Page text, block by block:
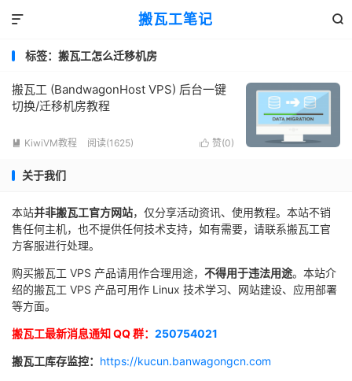
搬瓦工笔记 

标签：搬瓦工怎么迁移机房
搬瓦工 (BandwagonHost VPS) 后台一键
切换/迁移机房教程
 KiwiVM教程 阅读(1625)  赞(0)
关于我们
本站并非搬瓦工官方网站，仅分享活动资讯、使用教程。本站不销
售任何主机，也不提供任何技术支持，如有需要，请联系搬瓦工官
方客服进行处理。
购买搬瓦工 VPS 产品请用作合理用途， 不得用于违法用途。本站介
绍的搬瓦工 VPS 产品可用作 Linux 技术学习、网站建设、应用部署
等方面。
搬瓦工最新消息通知 QQ 群： 250754021
搬瓦工库存监控： https://kucun.banwagongcn.com